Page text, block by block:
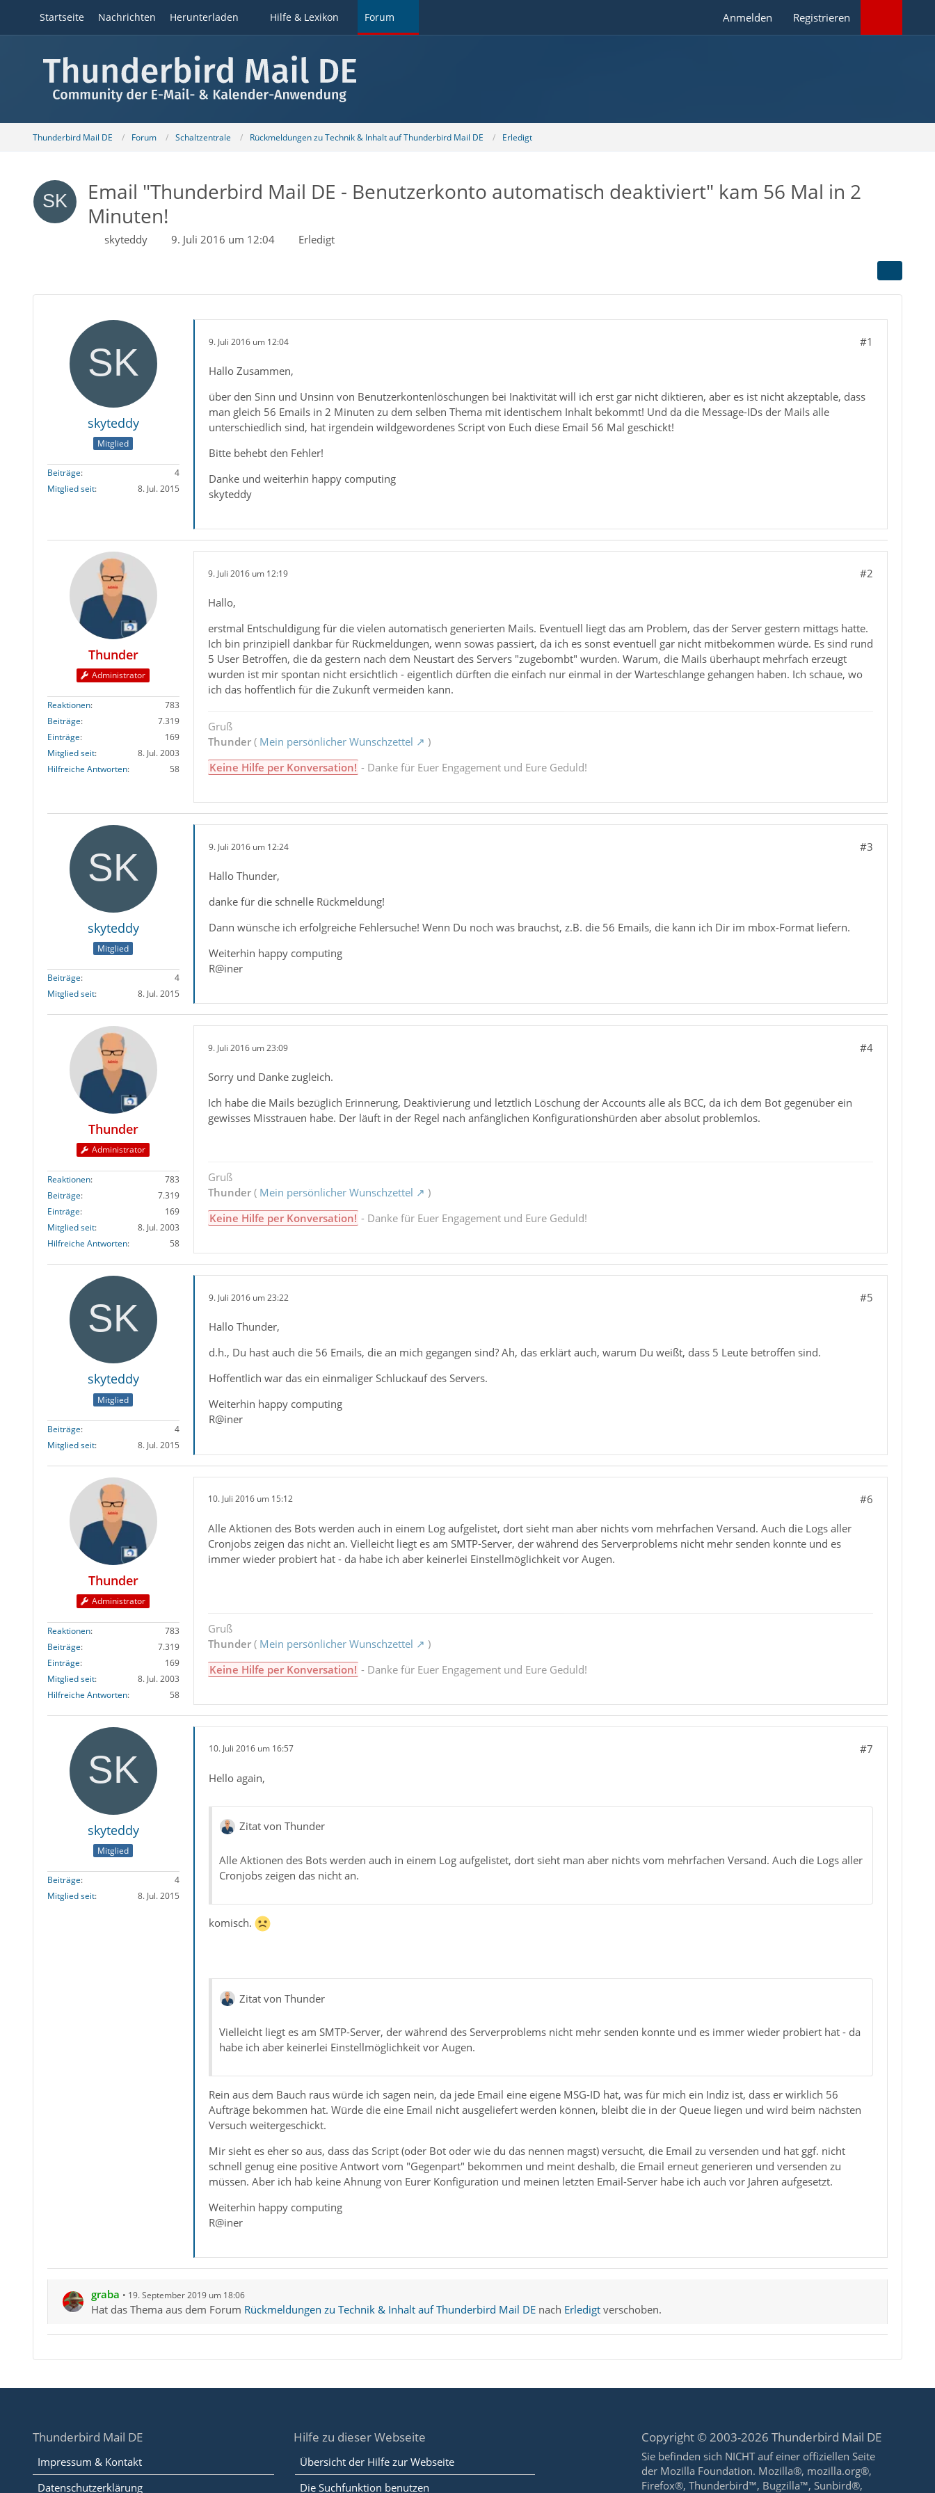
Startseite Nachrichten Herunterladen Hilfe & Lexikon Forum Anmelden Registrieren
Thunderbird Mail DE Forum Schaltzentrale Rückmeldungen zu Technik & Inhalt auf Thunderbird Mail DE Erledigt
Email "Thunderbird Mail DE - Benutzerkonto automatisch deaktiviert" kam 56 Mal in 2
Minuten!
skyteddy 9. Juli 2016 um 12:04 Erledigt
skyteddy
Mitglied
Beiträge
4
Mitglied seit
8. Jul. 2015
9. Juli 2016 um 12:04 #1
Hallo Zusammen,
über den Sinn und Unsinn von Benutzerkontenlöschungen bei Inaktivität will ich erst gar nicht diktieren, aber es ist nicht akzeptable, dass
man gleich 56 Emails in 2 Minuten zu dem selben Thema mit identischem Inhalt bekommt! Und da die Message-IDs der Mails alle
unterschiedlich sind, hat irgendein wildgewordenes Script von Euch diese Email 56 Mal geschickt!
Bitte behebt den Fehler!
Danke und weiterhin happy computing
skyteddy
Thunder
Administrator
Reaktionen
783
Beiträge
7.319
Einträge
169
Mitglied seit
8. Jul. 2003
Hilfreiche Antworten
58
9. Juli 2016 um 12:19 #2
Hallo,
erstmal Entschuldigung für die vielen automatisch generierten Mails. Eventuell liegt das am Problem, das der Server gestern mittags hatte.
Ich bin prinzipiell dankbar für Rückmeldungen, wenn sowas passiert, da ich es sonst eventuell gar nicht mitbekommen würde. Es sind rund
5 User Betroffen, die da gestern nach dem Neustart des Servers "zugebombt" wurden. Warum, die Mails überhaupt mehrfach erzeugt
wurden ist mir spontan nicht ersichtlich - eigentlich dürften die einfach nur einmal in der Warteschlange gehangen haben. Ich schaue, wo
ich das hoffentlich für die Zukunft vermeiden kann.
Gruß
Thunder( Mein persönlicher Wunschzettel
)
Keine Hilfe per Konversation! - Danke für Euer Engagement und Eure Geduld!
skyteddy
Mitglied
Beiträge
4
Mitglied seit
8. Jul. 2015
9. Juli 2016 um 12:24 #3
Hallo Thunder,
danke für die schnelle Rückmeldung!
Dann wünsche ich erfolgreiche Fehlersuche! Wenn Du noch was brauchst, z.B. die 56 Emails, die kann ich Dir im mbox-Format liefern.
Weiterhin happy computing
R@iner
Thunder
Administrator
Reaktionen
783
Beiträge
7.319
Einträge
169
Mitglied seit
8. Jul. 2003
Hilfreiche Antworten
58
9. Juli 2016 um 23:09 #4
Sorry und Danke zugleich.
Ich habe die Mails bezüglich Erinnerung, Deaktivierung und letztlich Löschung der Accounts alle als BCC, da ich dem Bot gegenüber ein
gewisses Misstrauen habe. Der läuft in der Regel nach anfänglichen Konfigurationshürden aber absolut problemlos.
Gruß
Thunder( Mein persönlicher Wunschzettel
)
Keine Hilfe per Konversation! - Danke für Euer Engagement und Eure Geduld!
skyteddy
Mitglied
Beiträge
4
Mitglied seit
8. Jul. 2015
9. Juli 2016 um 23:22 #5
Hallo Thunder,
d.h., Du hast auch die 56 Emails, die an mich gegangen sind? Ah, das erklärt auch, warum Du weißt, dass 5 Leute betroffen sind.
Hoffentlich war das ein einmaliger Schluckauf des Servers.
Weiterhin happy computing
R@iner
Thunder
Administrator
Reaktionen
783
Beiträge
7.319
Einträge
169
Mitglied seit
8. Jul. 2003
Hilfreiche Antworten
58
10. Juli 2016 um 15:12 #6
Alle Aktionen des Bots werden auch in einem Log aufgelistet, dort sieht man aber nichts vom mehrfachen Versand. Auch die Logs aller
Cronjobs zeigen das nicht an. Vielleicht liegt es am SMTP-Server, der während des Serverproblems nicht mehr senden konnte und es
immer wieder probiert hat - da habe ich aber keinerlei Einstellmöglichkeit vor Augen.
Gruß
Thunder( Mein persönlicher Wunschzettel
)
Keine Hilfe per Konversation! - Danke für Euer Engagement und Eure Geduld!
skyteddy
Mitglied
Beiträge
4
Mitglied seit
8. Jul. 2015
10. Juli 2016 um 16:57 #7
Hello again,
Zitat von Thunder
Alle Aktionen des Bots werden auch in einem Log aufgelistet, dort sieht man aber nichts vom mehrfachen Versand. Auch die Logs aller
Cronjobs zeigen das nicht an.
komisch.
Zitat von Thunder
Vielleicht liegt es am SMTP-Server, der während des Serverproblems nicht mehr senden konnte und es immer wieder probiert hat - da
habe ich aber keinerlei Einstellmöglichkeit vor Augen.
Rein aus dem Bauch raus würde ich sagen nein, da jede Email eine eigene MSG-ID hat, was für mich ein Indiz ist, dass er wirklich 56
Aufträge bekommen hat. Würde die eine Email nicht ausgeliefert werden können, bleibt die in der Queue liegen und wird beim nächsten
Versuch weitergeschickt.
Mir sieht es eher so aus, dass das Script (oder Bot oder wie du das nennen magst) versucht, die Email zu versenden und hat ggf. nicht
schnell genug eine positive Antwort vom "Gegenpart" bekommen und meint deshalb, die Email erneut generieren und versenden zu
müssen. Aber ich hab keine Ahnung von Eurer Konfiguration und meinen letzten Email-Server habe ich auch vor Jahren aufgesetzt.
Weiterhin happy computing
R@iner
graba 19. September 2019 um 18:06
Hat das Thema aus dem Forum Rückmeldungen zu Technik & Inhalt auf Thunderbird Mail DEnach Erledigtverschoben.
Thunderbird Mail DE
Impressum & Kontakt
Datenschutzerklärung
Hilfe zu dieser Webseite
Übersicht der Hilfe zur Webseite
Die Suchfunktion benutzen
Copyright © 2003-2026 Thunderbird Mail DE
Sie befinden sich NICHT auf einer offiziellen Seite
der Mozilla Foundation. Mozilla®, mozilla.org®,
Firefox®, Thunderbird™, Bugzilla™, Sunbird®,